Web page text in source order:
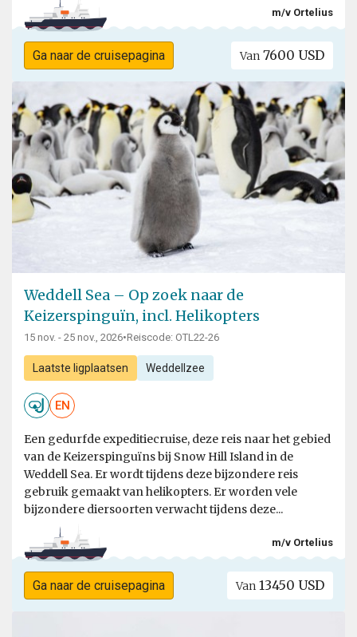
m/v Ortelius
Ga naar de cruisepagina Van 7600 USD
Weddell Sea – Op zoek naar de
Keizerspinguïn, incl. Helikopters
15 nov. - 25 nov., 2026•Reiscode: OTL22-26
Laatste ligplaatsen Weddellzee
EN
Een gedurfde expeditiecruise, deze reis naar het gebied
van de Keizerspinguïns bij Snow Hill Island in de
Weddell Sea. Er wordt tijdens deze bijzondere reis
gebruik gemaakt van helikopters. Er worden vele
bijzondere diersoorten verwacht tijdens deze...
m/v Ortelius
Ga naar de cruisepagina Van 13450 USD